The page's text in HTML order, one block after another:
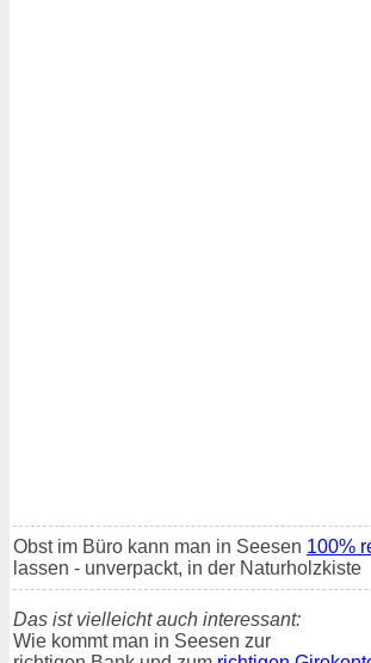
Obst im Büro kann man in Seesen 100%
lassen - unverpackt, in der Naturholzkiste
Das ist vielleicht auch interessant:
Wie kommt man in Seesen zur